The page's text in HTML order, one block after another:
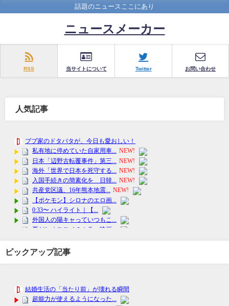
話題のニュースここにあり
ニュースメーカー
RSS 当サイトについて Twitter お問い合わせ
人気記事
ピックアップ記事